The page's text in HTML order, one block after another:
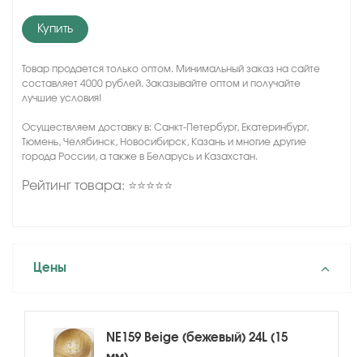
Купить
Товар продается только оптом. Минимальный заказ на сайте
составляет 4000 рублей. Заказывайте оптом и получайте
лучшие условия!
Осуществляем доставку в: Санкт-Петербург, Екатеринбург,
Тюмень, Челябинск, Новосибирск, Казань и многие другие
города России, а также в Беларусь и Казахстан.
Рейтинг товара: ⭐⭐⭐⭐⭐
Цены
NE159 Beige (бежевый) 24L (15